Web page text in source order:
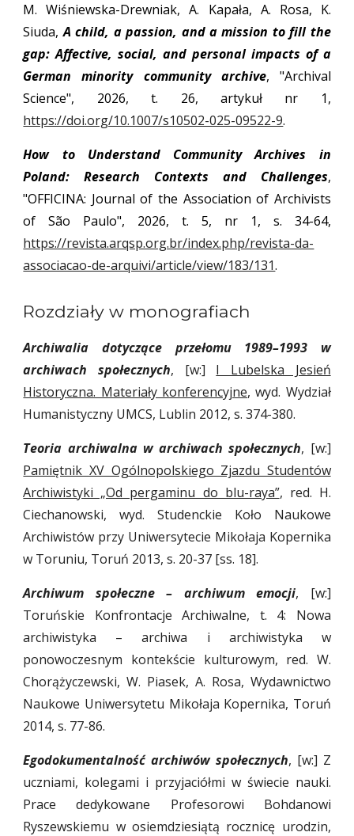
M. Wiśniewska-Drewniak, A. Kapała, A. Rosa, K.
Siuda,A child, a passion, and a mission to fill the
gap: Affective, social, and personal impacts of a
German minority community archive, "Archival
Science", 2026, t. 26, artykuł nr 1,
https://doi.org/10.1007/s10502-025-09522-9.
How to Understand Community Archives in
Poland: Research Contexts and Challenges,
"OFFICINA: Journal of the Association of Archivists
of São Paulo", 2026, t. 5, nr 1, s. 34-64,
https://revista.arqsp.org.br/index.php/revista-da-
associacao-de-arquivi/article/view/183/131.
Rozdziały w monografiach
Archiwalia dotyczące przełomu 1989–1993 w
archiwach społecznych, [w:] I Lubelska Jesień
Historyczna. Materiały konferencyjne, wyd. Wydział
Humanistyczny UMCS, Lublin 2012, s. 374-380.
Teoria archiwalna w archiwach społecznych, [w:]
Pamiętnik XV Ogólnopolskiego Zjazdu Studentów
Archiwistyki „Od pergaminu do blu-raya”, red. H.
Ciechanowski, wyd. Studenckie Koło Naukowe
Archiwistów przy Uniwersytecie Mikołaja Kopernika
w Toruniu, Toruń 2013, s. 20-37 [ss. 18].
Archiwum społeczne – archiwum emocji, [w:]
Toruńskie Konfrontacje Archiwalne, t. 4: Nowa
archiwistyka – archiwa i archiwistyka w
ponowoczesnym kontekście kulturowym, red. W.
Chorążyczewski, W. Piasek, A. Rosa, Wydawnictwo
Naukowe Uniwersytetu Mikołaja Kopernika, Toruń
2014, s. 77-86.
Egodokumentalność archiwów społecznych, [w:] Z
uczniami, kolegami i przyjaciółmi w świecie nauki.
Prace dedykowane Profesorowi Bohdanowi
Ryszewskiemu w osiemdziesiątą rocznicę urodzin,